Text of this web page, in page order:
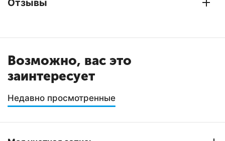
Отзывы
Возможно, вас это
заинтересует
Недавно просмотренные